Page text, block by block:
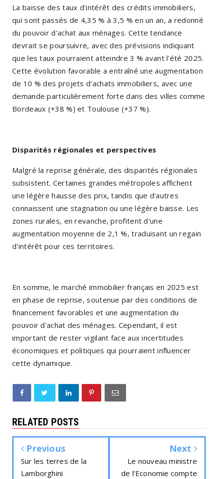
La baisse des taux d'intérêt des crédits immobiliers,
qui sont passés de 4,35 % à 3,5 % en un an, a redonné
du pouvoir d'achat aux ménages. Cette tendance
devrait se poursuivre, avec des prévisions indiquant
que les taux pourraient atteindre 3 % avant l'été 2025.
Cette évolution favorable a entraîné une augmentation
de 10 % des projets d'achats immobiliers, avec une
demande particulièrement forte dans des villes comme
Bordeaux (+38 %) et Toulouse (+37 %).
Disparités régionales et perspectives
Malgré la reprise générale, des disparités régionales
subsistent. Certaines grandes métropoles affichent
une légère hausse des prix, tandis que d'autres
connaissent une stagnation ou une légère baisse. Les
zones rurales, en revanche, profitent d'une
augmentation moyenne de 2,1 %, traduisant un regain
d'intérêt pour ces territoires.
En somme, le marché immobilier français en 2025 est
en phase de reprise, soutenue par des conditions de
financement favorables et une augmentation du
pouvoir d'achat des ménages. Cependant, il est
important de rester vigilant face aux incertitudes
économiques et politiques qui pourraient influencer
cette dynamique.
RELATED POSTS
Previous
Sur les terres de la
Lamborghini
Next
Le nouveau ministre
de l’Economie compte